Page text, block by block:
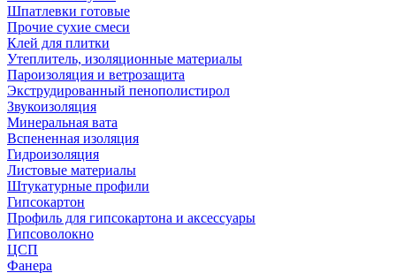
Шпатлевки готовые
Прочие сухие смеси
Клей для плитки
Утеплитель, изоляционные материалы
Пароизоляция и ветрозащита
Экструдированный пенополистирол
Звукоизоляция
Минеральная вата
Вспененная изоляция
Гидроизоляция
Листовые материалы
Штукатурные профили
Гипсокартон
Профиль для гипсокартона и аксессуары
Гипсоволокно
ЦСП
Фанера